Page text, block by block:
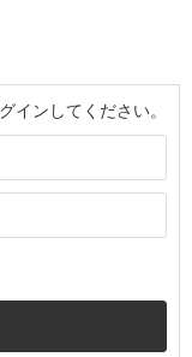
インしてください。